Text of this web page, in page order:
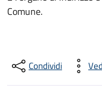
Comune.
Condividi